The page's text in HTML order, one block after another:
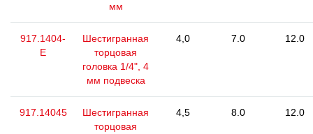
мм
917.1404-
E
Шестигранная
торцовая
головка 1/4", 4
мм подвеска
4,0 7.0 12.0
917.14045
Шестигранная
торцовая
4,5 8.0 12.0